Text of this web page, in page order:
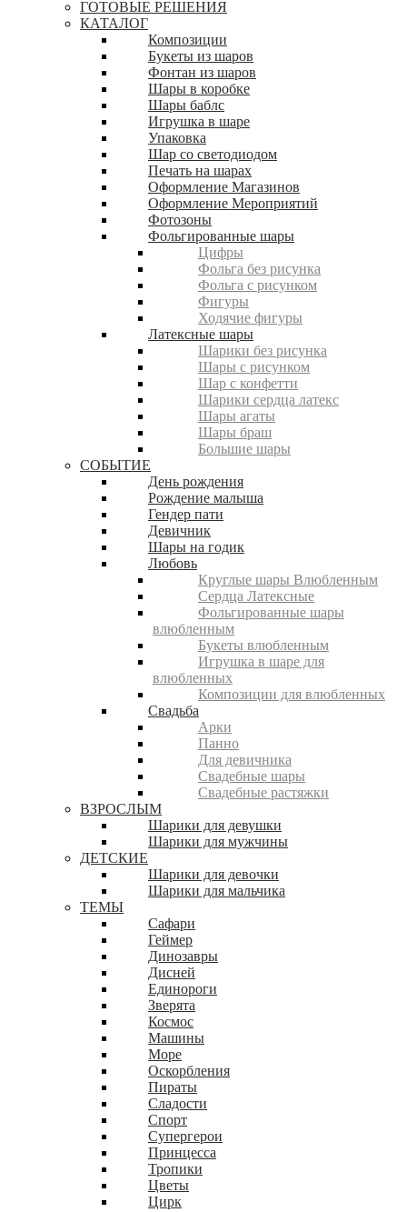
ГОТОВЫЕ РЕШЕНИЯ
КАТАЛОГ
Композиции
Букеты из шаров
Фонтан из шаров
Шары в коробке
Шары баблс
Игрушка в шаре
Упаковка
Шар со светодиодом
Печать на шарах
Оформление Магазинов
Оформление Мероприятий
Фотозоны
Фольгированные шары
Цифры
Фольга без рисунка
Фольга с рисунком
Фигуры
Ходячие фигуры
Латексные шары
Шарики без рисунка
Шары с рисунком
Шар с конфетти
Шарики сердца латекс
Шары агаты
Шары браш
Большие шары
СОБЫТИЕ
День рождения
Рождение малыша
Гендер пати
Девичник
Шары на годик
Любовь
Круглые шары Влюбленным
Сердца Латексные
Фольгированные шары
влюбленным
Букеты влюбленным
Игрушка в шаре для
влюбленных
Композиции для влюбленных
Свадьба
Арки
Панно
Для девичника
Свадебные шары
Свадебные растяжки
ВЗРОСЛЫМ
Шарики для девушки
Шарики для мужчины
ДЕТСКИЕ
Шарики для девочки
Шарики для мальчика
ТЕМЫ
Сафари
Геймер
Динозавры
Дисней
Единороги
Зверята
Космос
Машины
Море
Оскорбления
Пираты
Сладости
Спорт
Супергерои
Принцесса
Тропики
Цветы
Цирк